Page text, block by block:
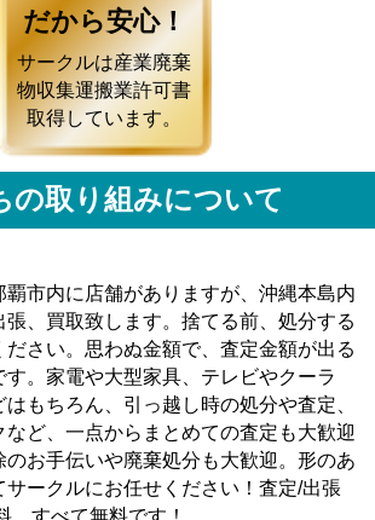
だから安心！
サークルは産業廃棄
物収集運搬業許可書
取得しています。
の取り組みについて
覇市内に店舗がありますが、沖縄本島内
張、買取致します。捨てる前、処分する
さい。思わぬ金額で、査定金額が出る
す。家電や大型家具、テレビやクーラ
もちろん、引っ越し時の処分や査定、
など、一点からまとめての査定も大歓迎
のお手伝いや廃棄処分も大歓迎。形のあ
サークルにお任せください！査定/出張
すべて無料です！